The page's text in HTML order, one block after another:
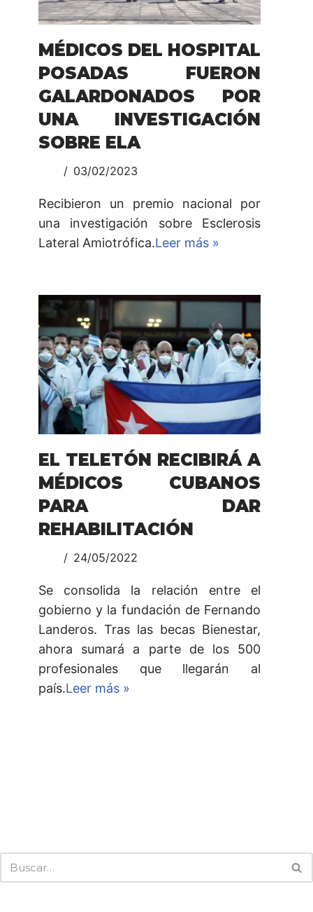
MÉDICOS DEL HOSPITAL
POSADAS FUERON
GALARDONADOS POR
UNA INVESTIGACIÓN
SOBRE ELA
03/02/2023
Recibieron un premio nacional por
una investigación sobre Esclerosis
Lateral Amiotrófica.Leer más »
EL TELETÓN RECIBIRÁ A
MÉDICOS CUBANOS
PARA DAR
REHABILITACIÓN
24/05/2022
Se consolida la relación entre el
gobierno y la fundación de Fernando
Landeros. Tras las becas Bienestar,
ahora sumará a parte de los 500
profesionales que llegarán al
país.Leer más »